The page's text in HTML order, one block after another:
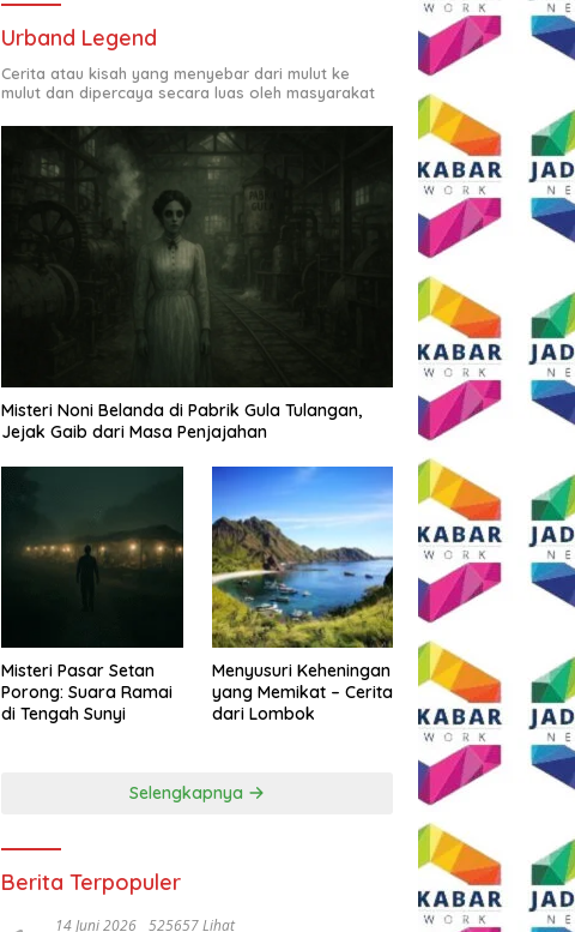
Urband Legend
Cerita atau kisah yang menyebar dari mulut ke
mulut dan dipercaya secara luas oleh masyarakat
Misteri Noni Belanda di Pabrik Gula Tulangan,
Jejak Gaib dari Masa Penjajahan
Misteri Pasar Setan
Porong: Suara Ramai
di Tengah Sunyi
Menyusuri Keheningan
yang Memikat – Cerita
dari Lombok
Selengkapnya
Berita Terpopuler
14 Juni 2026 525657 Lihat